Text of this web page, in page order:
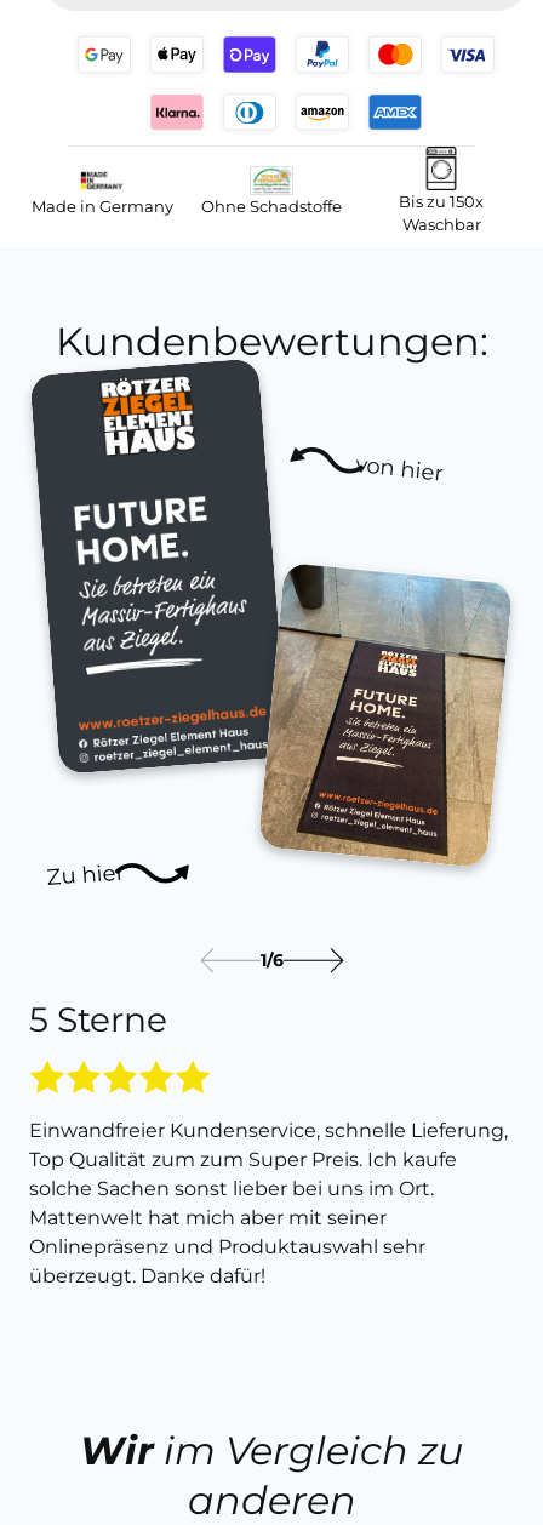
Made in Germany Ohne Schadstoffe
Bis zu 150x
Waschbar
Kundenbewertungen:
Zu hier
von hier
5 Sterne
Einwandfreier Kundenservice, schnelle Lieferung,
Top Qualität zum zum Super Preis. Ich kaufe
solche Sachen sonst lieber bei uns im Ort.
Mattenwelt hat mich aber mit seiner
Onlinepräsenz und Produktauswahl sehr
überzeugt. Danke dafür!
1/6
Wirim Vergleich zu
anderen